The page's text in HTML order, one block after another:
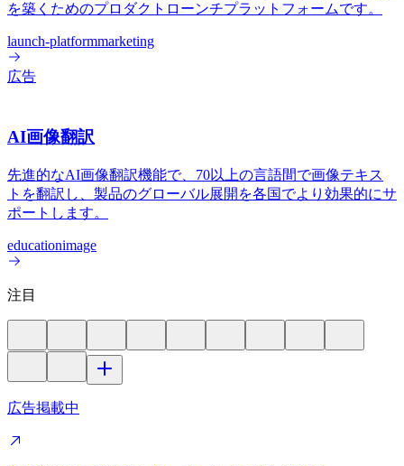
を築くためのプロダクトローンチプラットフォームです。
launch-platformmarketing
広告
AI画像翻訳
先進的なAI画像翻訳機能で、70以上の言語間で画像テキス
トを翻訳し、製品のグローバル展開を各国でより効果的にサ
ポートします。
educationimage
注目
広告掲載中